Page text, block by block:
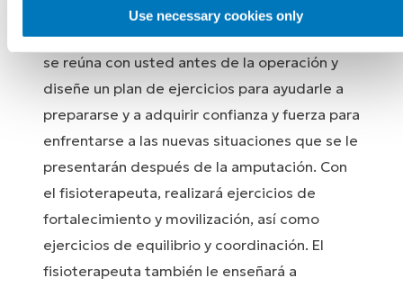
Use necessary cookies only
En el caso de una cirugía planificada (no de
urgencia), es probable que el fisioterapeuta
se reúna con usted antes de la operación y
diseñe un plan de ejercicios para ayudarle a
prepararse y a adquirir confianza y fuerza para
enfrentarse a las nuevas situaciones que se le
presentarán después de la amputación. Con
el fisioterapeuta, realizará ejercicios de
fortalecimiento y movilización, así como
ejercicios de equilibrio y coordinación. El
fisioterapeuta también le enseñará a